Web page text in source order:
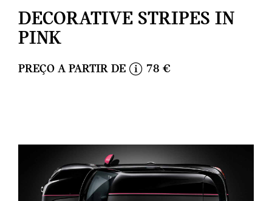
DECORATIVE STRIPES IN
PINK
PREÇO A PARTIR DE 78 €